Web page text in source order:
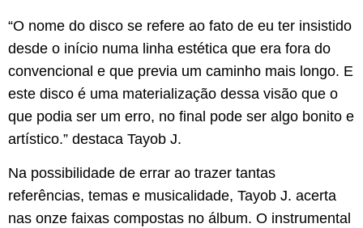
“O nome do disco se refere ao fato de eu ter insistido
desde o início numa linha estética que era fora do
convencional e que previa um caminho mais longo. E
este disco é uma materialização dessa visão que o
que podia ser um erro, no final pode ser algo bonito e
artístico.” destaca Tayob J.
Na possibilidade de errar ao trazer tantas
referências, temas e musicalidade, Tayob J. acerta
nas onze faixas compostas no álbum. O instrumental